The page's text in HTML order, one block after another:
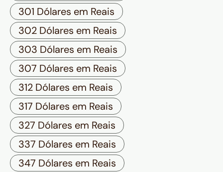
301 Dólares em Reais
302 Dólares em Reais
303 Dólares em Reais
307 Dólares em Reais
312 Dólares em Reais
317 Dólares em Reais
327 Dólares em Reais
337 Dólares em Reais
347 Dólares em Reais